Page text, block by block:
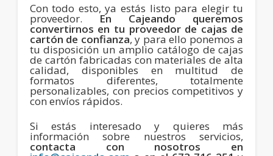
Con todo esto, ya estás listo para elegir tu
proveedor.En Cajeando queremos
convertirnos en tu proveedor de cajas de
cartón de confianza, y para ello ponemos a
tu disposición un amplio catálogo de cajas
de cartón fabricadas con materiales de alta
calidad, disponibles en multitud de
formatos diferentes, totalmente
personalizables, con precios competitivos y
con envíos rápidos.
Si estás interesado y quieres más
información sobre nuestros servicios,
contacta con nosotros en